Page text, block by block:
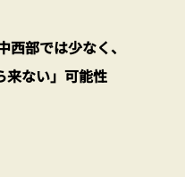
部では少なく、
来ない」可能性